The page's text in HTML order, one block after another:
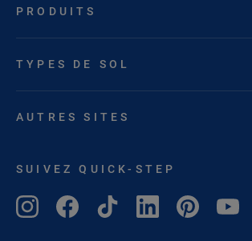
PRODUITS
TYPES DE SOL
AUTRES SITES
SUIVEZ QUICK-STEP